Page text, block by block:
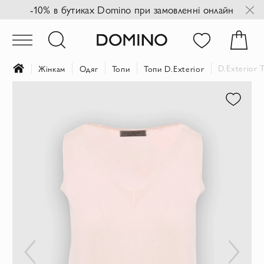
-10% в бутиках Domino при замовленні онлайн
Жінкам Одяг Топи Топи D.Exterior D.Exterior